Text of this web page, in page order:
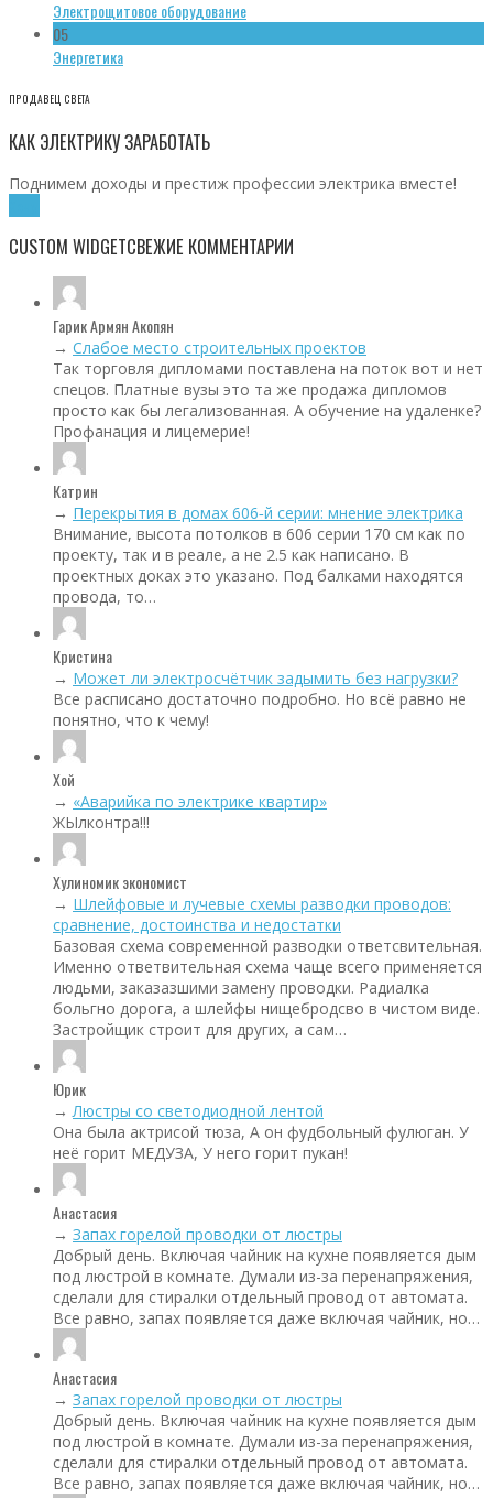
Электрощитовое оборудование
05
Энергетика
ПРОДАВЕЦ СВЕТА
КАК ЭЛЕКТРИКУ ЗАРАБОТАТЬ
Поднимем доходы и престиж профессии электрика вместе!
CUSTOM WIDGETСВЕЖИЕ КОММЕНТАРИИ
Гарик Армян Акопян
→ Слабое место строительных проектов
Так торговля дипломами поставлена на поток вот и нет
спецов. Платные вузы это та же продажа дипломов
просто как бы легализованная. А обучение на удаленке?
Профанация и лицемерие!
Катрин
→ Перекрытия в домах 606‑й серии: мнение электрика
Внимание, высота потолков в 606 серии 170 см как по
проекту, так и в реале, а не 2.5 как написано. В
проектных доках это указано. Под балками находятся
провода, то…
Кристина
→ Может ли электросчётчик задымить без нагрузки?
Все расписано достаточно подробно. Но всё равно не
понятно, что к чему!
Хой
→ «Аварийка по электрике квартир»
ЖЫлконтра!!!
Хулиномик экономист
→ Шлейфовые и лучевые схемы разводки проводов:
сравнение, достоинства и недостатки
Базовая схема современной разводки ответсвительная.
Именно ответвительная схема чаще всего применяется
людьми, заказазшими замену проводки. Радиалка
больгно дорога, а шлейфы нищебродсво в чистом виде.
Застройщик строит для других, а сам…
Юрик
→Люстры со светодиодной лентой
Она была актрисой тюза, А он фудбольный фулюган. У
неё горит МЕДУЗА, У него горит пукан!
Анастасия
→ Запах горелой проводки от люстры
Добрый день. Включая чайник на кухне появляется дым
под люстрой в комнате. Думали из-за перенапряжения,
сделали для стиралки отдельный провод от автомата.
Все равно, запах появляется даже включая чайник, но…
Анастасия
→ Запах горелой проводки от люстры
Добрый день. Включая чайник на кухне появляется дым
под люстрой в комнате. Думали из-за перенапряжения,
сделали для стиралки отдельный провод от автомата.
Все равно, запах появляется даже включая чайник, но…